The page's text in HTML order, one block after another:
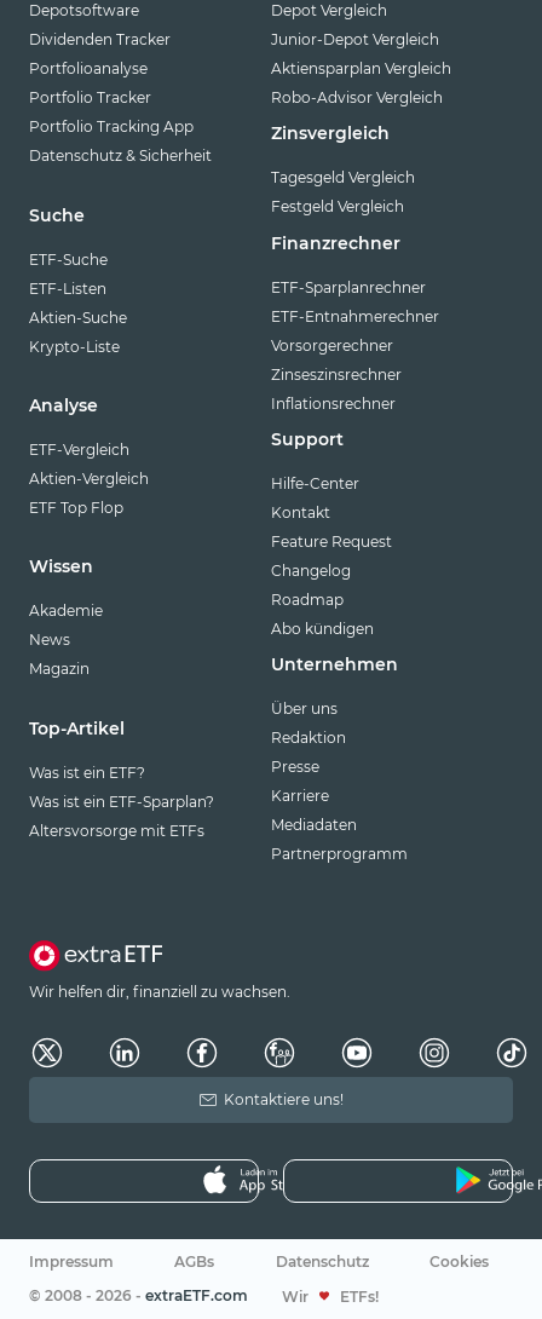
Depotsoftware
Dividenden Tracker
Portfolioanalyse
Portfolio Tracker
Portfolio Tracking App
Datenschutz & Sicherheit
Suche
ETF-Suche
ETF-Listen
Aktien-Suche
Krypto-Liste
Analyse
ETF-Vergleich
Aktien-Vergleich
ETF Top Flop
Wissen
Akademie
News
Magazin
Top-Artikel
Was ist ein ETF?
Was ist ein ETF-Sparplan?
Altersvorsorge mit ETFs
Depot Vergleich
Junior-Depot Vergleich
Aktiensparplan Vergleich
Robo-Advisor Vergleich
Zinsvergleich
Tagesgeld Vergleich
Festgeld Vergleich
Finanzrechner
ETF-Sparplanrechner
ETF-Entnahmerechner
Vorsorgerechner
Zinseszinsrechner
Inflationsrechner
Support
Hilfe-Center
Kontakt
Feature Request
Changelog
Roadmap
Abo kündigen
Unternehmen
Über uns
Redaktion
Presse
Karriere
Mediadaten
Partnerprogramm
Wir helfen dir, finanziell zu wachsen.
Kontaktiere uns!
Impressum AGBs Datenschutz
Cookies
© 2008 - 2026 - extraETF.com Wir ETFs!